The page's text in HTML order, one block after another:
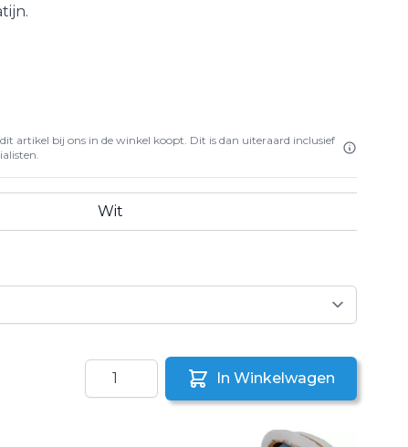
artikel bij ons in de winkel koopt. Dit is dan uiteraard inclusief
Wit
een vriend
Aantal
In Winkelwagen